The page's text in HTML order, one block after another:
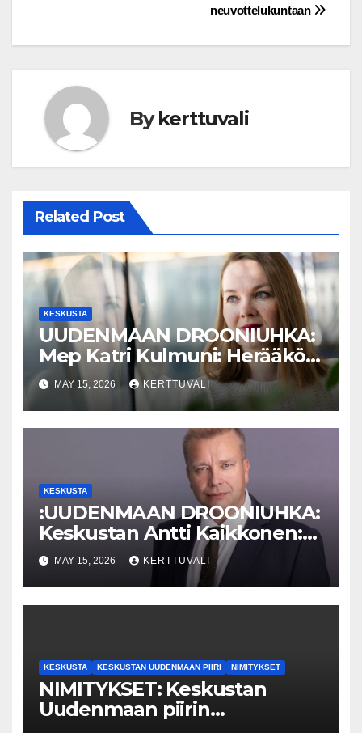
neuvottelukuntaan
Bykerttuvali
Related Post
KESKUSTA
UUDENMAAN DROONIUHKA:
Mep Katri Kulmuni: Herääkö
hallitus ja viranomaiset vasta,
kun uhka koskee
Uuttamaata?
MAY 15, 2026 KERTTUVALI
KESKUSTA
:UUDENMAAN DROONIUHKA:
Keskustan Antti Kaikkonen:
Vauhtia
viranomaistiedotukseen!
MAY 15, 2026 KERTTUVALI
KESKUSTA KESKUSTAN UUDENMAAN PIIRI NIMITYKSET
NIMITYKSET: Keskustan
Uudenmaan piirin